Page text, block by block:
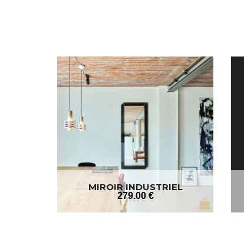
MIROIR INDUSTRIEL
RECTANGULAIRE
279.00 €